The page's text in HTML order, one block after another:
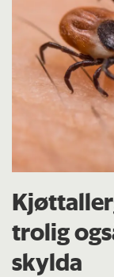
trolig
skylda